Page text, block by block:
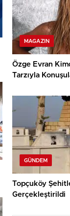
MAGAZIN
Özge Evran
Tarzıyla
GÜNDEM
Topçuköy
Gerçekleştirildi